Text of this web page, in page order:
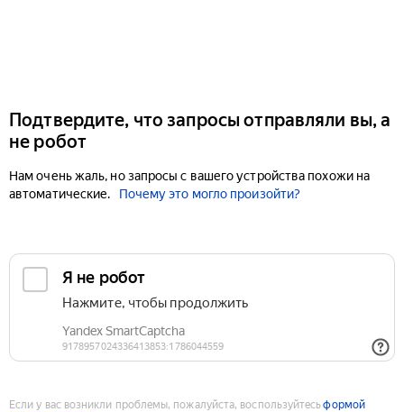
Подтвердите, что запросы отправляли вы, а
не робот
Нам очень жаль, но запросы с вашего устройства похожи на
автоматические.
Почему это могло произойти?
Если у вас возникли проблемы, пожалуйста, воспользуйтесьформой